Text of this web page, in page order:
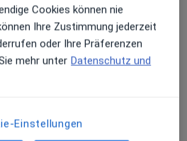
Maps
öffnet in einer neuen
bietet an diesem
Cookies können nie
Ihre Zustimmung jederzeit
oder Ihre Präferenzen
mehr unter Datenschutz und
Einstellungen